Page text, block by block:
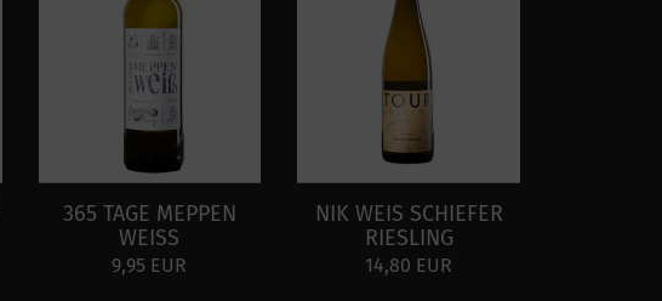
365 TAGE MEPPEN
WEISS
9,95 EUR
NIK WEIS SCHIEFER
RIESLING
14,80 EUR